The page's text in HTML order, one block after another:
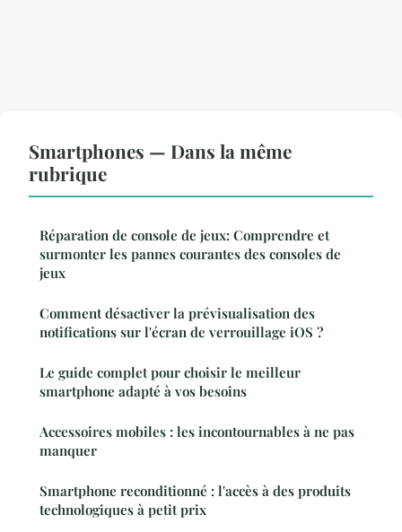
Smartphones — Dans la même
rubrique
Réparation de console de jeux: Comprendre et
surmonter les pannes courantes des consoles de
jeux
Comment désactiver la prévisualisation des
notifications sur l'écran de verrouillage iOS ?
Le guide complet pour choisir le meilleur
smartphone adapté à vos besoins
Accessoires mobiles : les incontournables à ne pas
manquer
Smartphone reconditionné : l'accès à des produits
technologiques à petit prix